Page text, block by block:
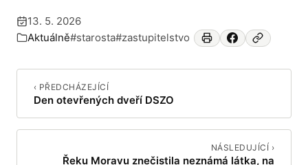
Publikováno:
13. 5. 2026
Zařazeno v:
Aktuálně#starosta#zastupitelstvo
‹ PŘEDCHÁZEJÍCÍ
Den otevřených dveří DSZO
NÁSLEDUJÍCÍ ›
Řeku Moravu znečistila neznámá látka, na